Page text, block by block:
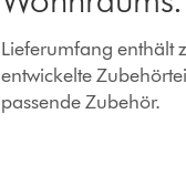
Lieferumfang enthält
entwickelte
passende Zubehör.